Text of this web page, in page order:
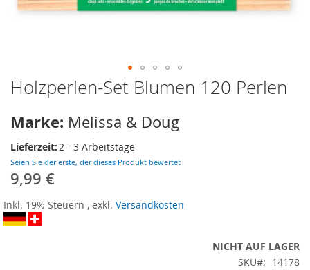
Zum
Anfang
Bildergalerie
Holzperlen-Set Blumen 120 Perlen
Marke: Melissa & Doug
Lieferzeit:2 - 3 Arbeitstage
Seien Sie der erste, der dieses Produkt bewertet
9,99 €
Inkl. 19% Steuern , exkl. Versandkosten
NICHT AUF LAGER
SKU
14178